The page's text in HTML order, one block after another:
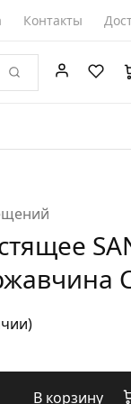
Контакты
В корзину